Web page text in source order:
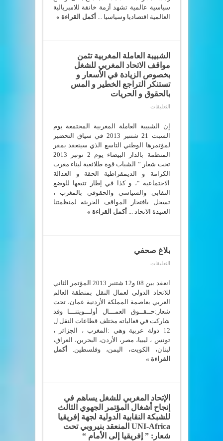
سياسية عالمية تشهد أزمة خانقة للامبريالية
العالمية اقتصاديا وسياسيا ... أكمل القراءة »
الشبيبة العاملة المغربية تثمن
مواقف الاتحاد المغربي للشغل
بخصوص الزيادة في الأسعار و
تستنكر التراجع الخطير و المس
بالحقوق و الحريات
التعليقات
المغربية
مواقف
الاتحاد
المغربي
للشغل
بخصوص
الزيادة
في
الأسعار
تستنكر
التراجع
الخطير
مغلقة
إن الشبيبة العاملة المغربية المجتمعة يوم
السبت 21 شتنبر 2013 في سياق التحضير
لمؤتمرها الوطني التاسع الذي سينعقد بمقر
المنظمة بالدار البيضاء يوم 2 نونبر 2013
تحت شعار ” الشباب قوة طلائعية لبناء مغرب
الكرامة و الديمقراطية الحقة و العدالة
الاجتماعية “، و كذا في إطار تتبعها للوضع
النقابي والسياسي والحقوقي بالمغرب ،
تسجل بافتخار المواقف الجريئة لمنظمتنا
العتيدة الاتحاد ... أكمل القراءة »
بلاغ صحفي
التعليقات
مغلقة
انعقد بين 08 و12 شتنبر 2013 المؤتمر الثاني
للاتحاد الدولي لعمال النقل بمنطقة العالم
العربي بعاصمة المملكة الأردنية عمان، تحت
شعار:حــقــوق العمـــال أولـــويتنـــا وقد
شاركت في فعالياته مختلف قطاعات النقل ل
12 دولة عربية وهي :المغرب ، الجزائر ،
تونس ، ليبيا، مصر، الأردن، البحرين، العراق،
لبنان، الكويت، اليمن، وفلسطين. أكمل
القراءة »
الإتحاد المغربي للشغل يساهم في
إنجاح أشغال المؤتمر الجهوي الثالث
للشبكة النقابية الدولية لجهة إفريقيا
UNI-Africa المنعقد بنيروبي تحت
شعار: ” إفريقيا إلى الأمام “